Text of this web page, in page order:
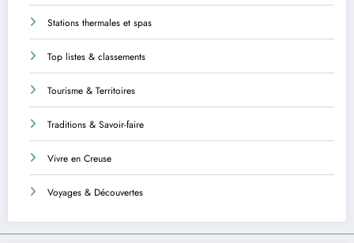
Stations thermales et spas
Top listes & classements
Tourisme & Territoires
Traditions & Savoir-faire
Vivre en Creuse
Voyages & Découvertes